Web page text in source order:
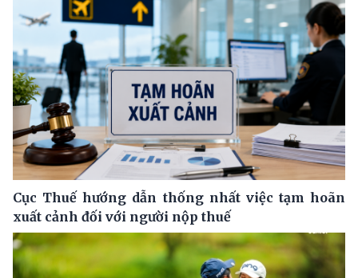
Cục Thuế hướng dẫn thống nhất việc tạm hoãn
xuất cảnh đối với người nộp thuế